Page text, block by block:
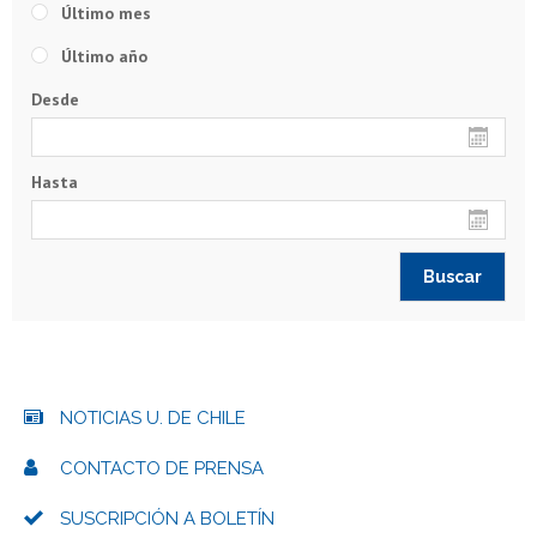
Último mes
Último año
Desde
Hasta
NOTICIAS U. DE CHILE
CONTACTO DE PRENSA
SUSCRIPCIÓN A BOLETÍN